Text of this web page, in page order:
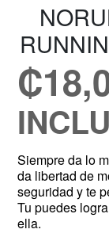
₡
Siempre da lo
da libertad de
seguridad y te
Tu puedes
ella.